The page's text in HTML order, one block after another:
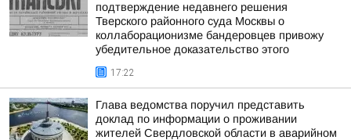
подтверждение недавнего решения
Тверского районного суда Москвы о
коллаборационизме бандеровцев привожу
убедительное доказательство этого
17:22
Глава ведомства поручил представить
доклад по информации о проживании
жителей Свердловской области в аварийном